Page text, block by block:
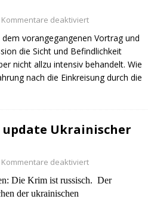
Kommentare deaktiviert
vorangegangenen Vortrag und
die Sicht und Befindlichkeit
nicht allzu intensiv behandelt. Wie
nach die Einkreisung durch die
update Ukrainischer
Kommentare deaktiviert
Die Krim ist russisch. Der
der ukrainischen